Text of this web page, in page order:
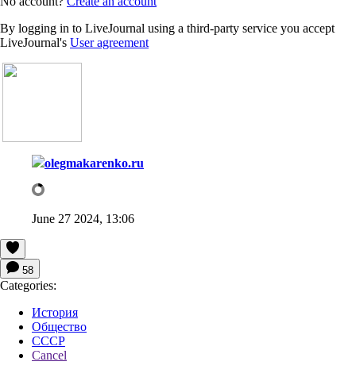
By logging in to LiveJournal using a third-party service you accept
LiveJournal's User agreement
olegmakarenko.ru
June 27 2024, 13:06
58
Categories:
История
Общество
СССР
Cancel